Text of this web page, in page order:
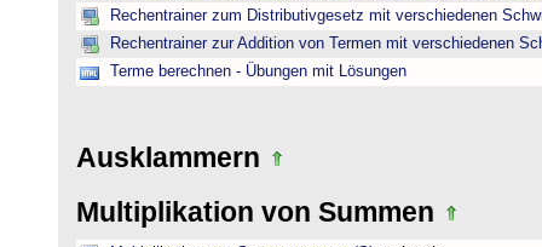
Rechentrainer zum Distributivgesetz mit verschiedenen
Rechentrainer zur Addition von Termen mit verschiedenen
Terme berechnen - Übungen mit Lösungen
Ausklammern
Multiplikation von Summen